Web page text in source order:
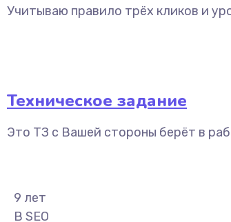
Учитываю правило трёх кликов и
Техническое задание
Это ТЗ с Вашей стороны берёт в
9 лет
В SEO